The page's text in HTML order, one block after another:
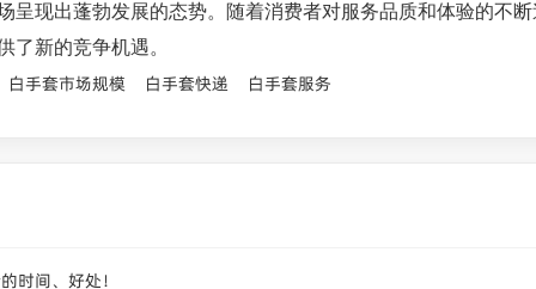
呈现出蓬勃发展的态势。随着消费者对服务品质和体验的不
了新的竞争机遇。
白手套市场规模 白手套快递 白手套服务
时间、好处！